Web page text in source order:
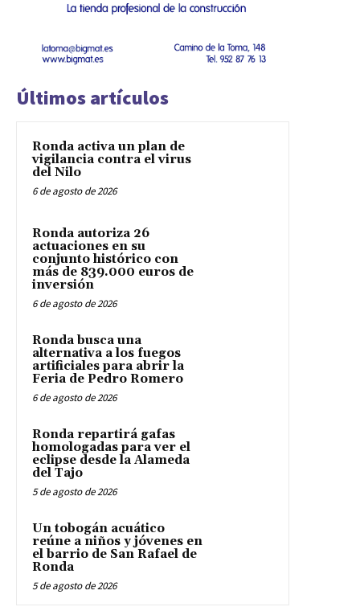
Últimos artículos
Ronda activa un plan de
vigilancia contra el virus
del Nilo
6 de agosto de 2026
Ronda autoriza 26
actuaciones en su
conjunto histórico con
más de 839.000 euros de
inversión
6 de agosto de 2026
Ronda busca una
alternativa a los fuegos
artificiales para abrir la
Feria de Pedro Romero
6 de agosto de 2026
Ronda repartirá gafas
homologadas para ver el
eclipse desde la Alameda
del Tajo
5 de agosto de 2026
Un tobogán acuático
reúne a niños y jóvenes en
el barrio de San Rafael de
Ronda
5 de agosto de 2026